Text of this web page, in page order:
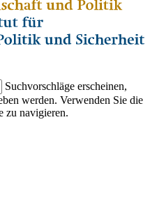
Suchvorschläge erscheinen,
werden. Verwenden Sie die
zu navigieren.